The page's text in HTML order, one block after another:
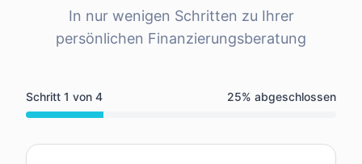
In nur wenigen Schritten zu Ihrer
persönlichen Finanzierungsberatung
Schritt 1 von 4 25% abgeschlossen